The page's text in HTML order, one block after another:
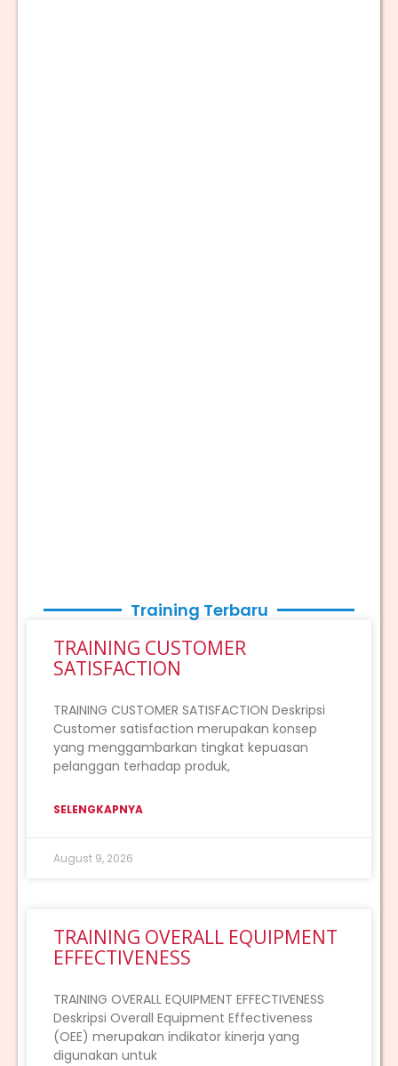
Training Terbaru
TRAINING CUSTOMER
SATISFACTION
TRAINING CUSTOMER SATISFACTION Deskripsi
Customer satisfaction merupakan konsep
yang menggambarkan tingkat kepuasan
pelanggan terhadap produk,
SELENGKAPNYA
August 9, 2026
TRAINING OVERALL EQUIPMENT
EFFECTIVENESS
TRAINING OVERALL EQUIPMENT EFFECTIVENESS
Deskripsi Overall Equipment Effectiveness
(OEE) merupakan indikator kinerja yang
digunakan untuk